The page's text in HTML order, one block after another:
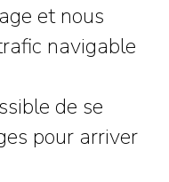
et nous
navigable
de se
pour arriver